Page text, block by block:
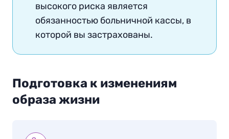
высокого риска является
обязанностью больничной кассы, в
которой вы застрахованы.
Подготовка к изменениям
образа жизни